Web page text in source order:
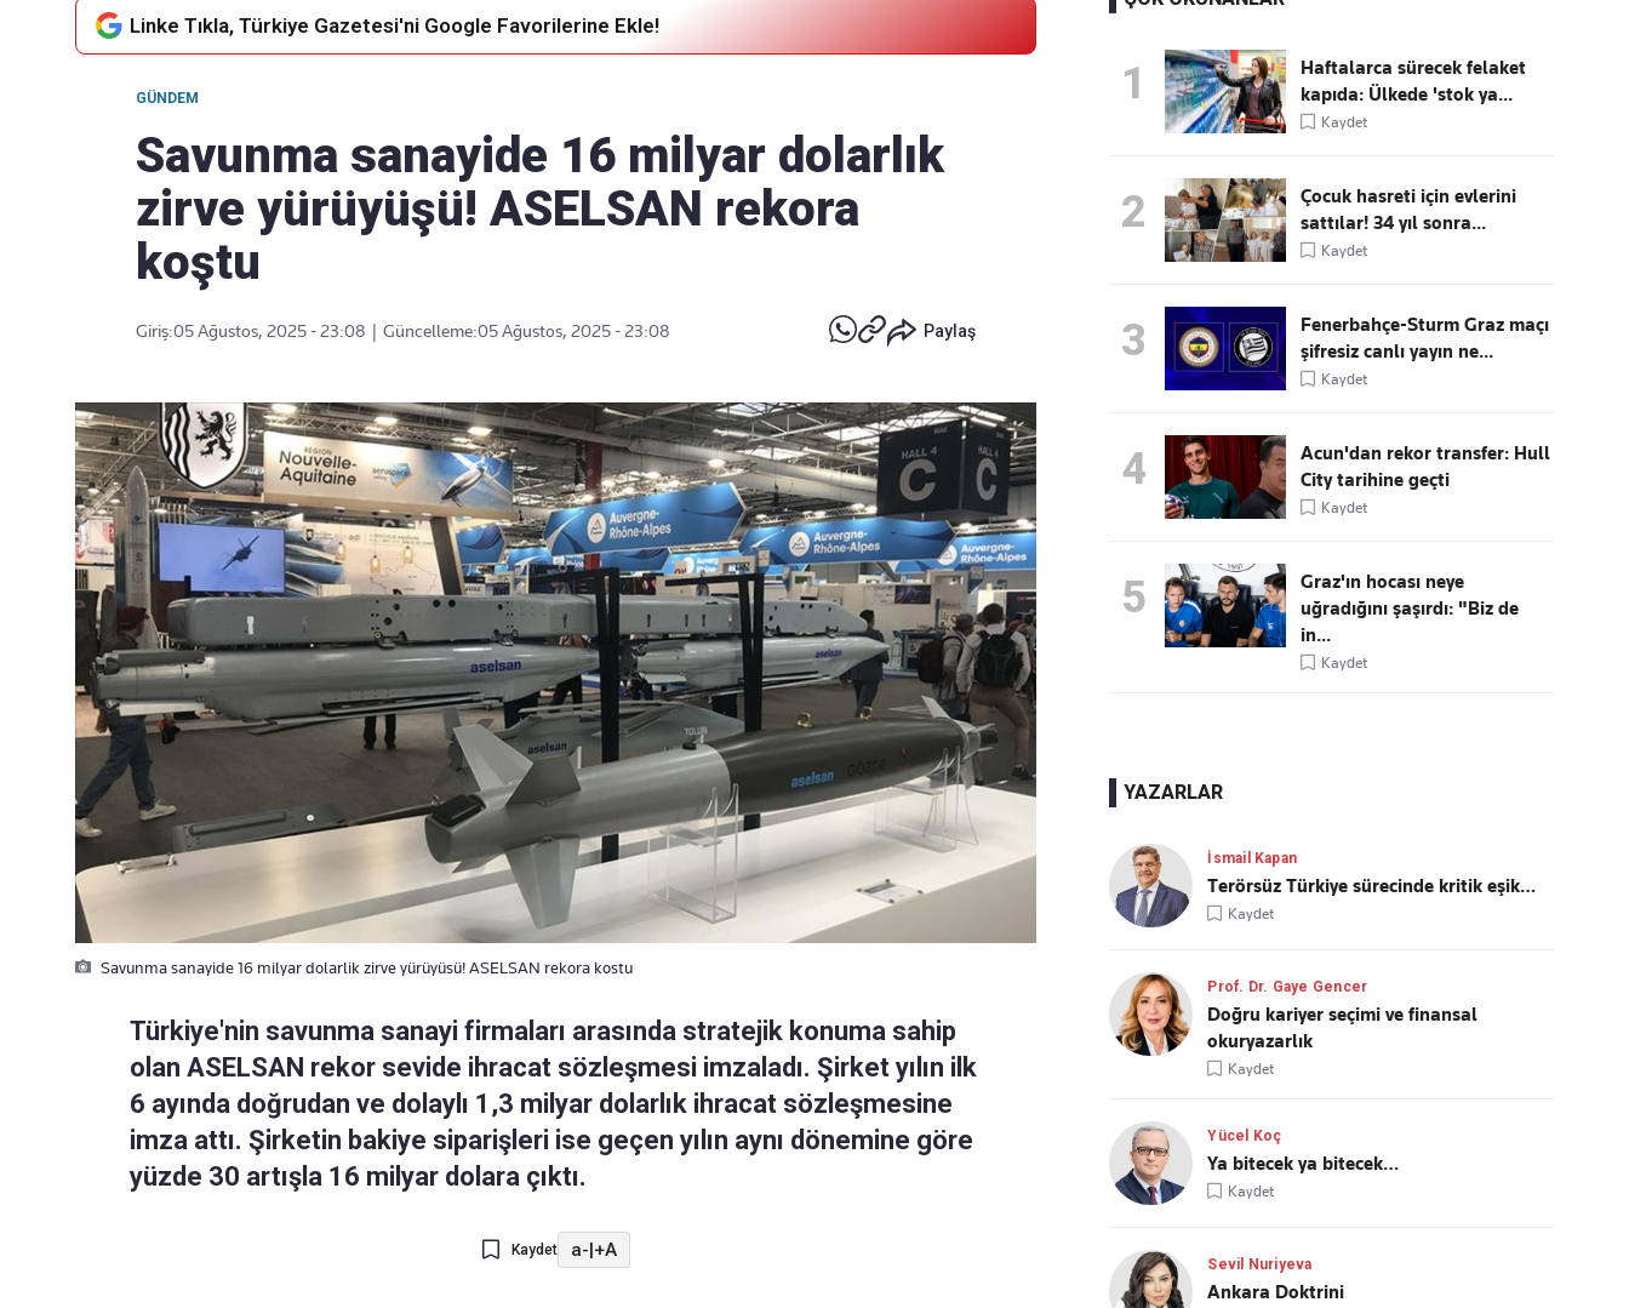
akışımıza ulaşın
göndermek için
tıklayın
Kaçırmayın
Ücretsiz üye olun, gündemi
Linke Tıkla, Türkiye Gazetesi'ni Google Favorilerine Ekle!
GÜNDEM
Savunma sanayide 16 milyar dolarlık
zirve yürüyüşü! ASELSAN rekora
koştu
Giriş:05 Ağustos, 2025 - 23:08 Güncelleme:05 Ağustos, 2025 - 23:08 Paylaş
Savunma sanayide 16 milyar dolarlik zirve yürüyüsü! ASELSAN rekora kostu
Türkiye'nin savunma sanayi firmaları arasında stratejik konuma sahip
olan ASELSAN rekor sevide ihracat sözleşmesi imzaladı. Şirket yılın ilk
6 ayında doğrudan ve dolaylı 1,3 milyar dolarlık ihracat sözleşmesine
imza attı. Şirketin bakiye siparişleri ise geçen yılın aynı dönemine göre
yüzde 30 artışla 16 milyar dolara çıktı.
Kaydet a-|+A
1
Haftalarca sürecek felaket
kapıda: Ülkede 'stok ya...
Kaydet
2
Çocuk hasreti için evlerini
sattılar! 34 yıl sonra...
Kaydet
3
Fenerbahçe-Sturm Graz maçı
şifresiz canlı yayın ne...
Kaydet
4
Acun'dan rekor transfer: Hull
City tarihine geçti
Kaydet
5
Graz'ın hocası neye
uğradığını şaşırdı: "Biz de
in...
Kaydet
YAZARLAR
İsmail Kapan
Terörsüz Türkiye sürecinde kritik eşik…
Kaydet
Prof. Dr. Gaye Gencer
Doğru kariyer seçimi ve finansal
okuryazarlık
Kaydet
Yücel Koç
Ya bitecek ya bitecek…
Kaydet
Sevil Nuriyeva
Ankara Doktrini